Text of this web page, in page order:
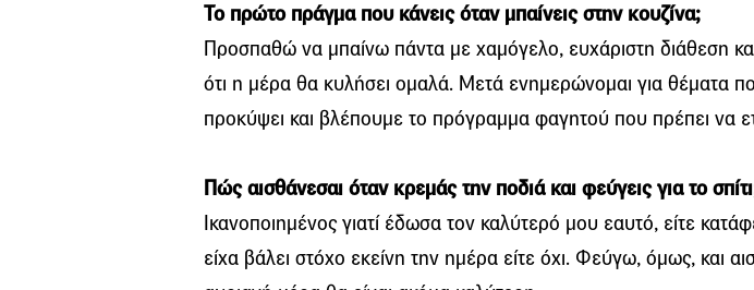
Το πρώτο πράγμα που κάνεις όταν μπαίνεις στην κουζίνα;
Προσπαθώ να μπαίνω πάντα με χαμόγελο, ευχάριστη διάθεση
ότι η μέρα θα κυλήσει ομαλά. Μετά ενημερώνομαι για θέματα
προκύψει και βλέπουμε το πρόγραμμα φαγητού που πρέπει να
Πώς αισθάνεσαι όταν κρεμάς την ποδιά και φεύγεις για το
Ικανοποιημένος γιατί έδωσα τον καλύτερό μου εαυτό, είτε
είχα βάλει στόχο εκείνη την ημέρα είτε όχι. Φεύγω, όμως, και